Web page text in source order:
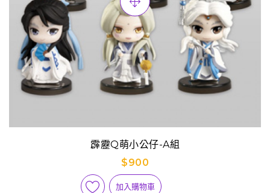
霹靂Q萌小公仔-A組
$900
加入購物車